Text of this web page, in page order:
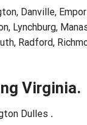
Danville,
Lynchburg,
Radford,
Virginia.
Dulles .